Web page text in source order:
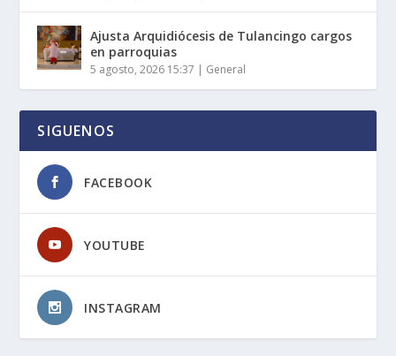
Ajusta Arquidiócesis de Tulancingo cargos
en parroquias
5 agosto, 2026 15:37 | General
SIGUENOS
FACEBOOK
YOUTUBE
INSTAGRAM